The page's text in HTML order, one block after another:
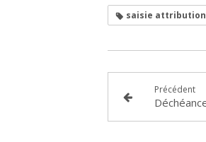
saisie attribution
Précédent